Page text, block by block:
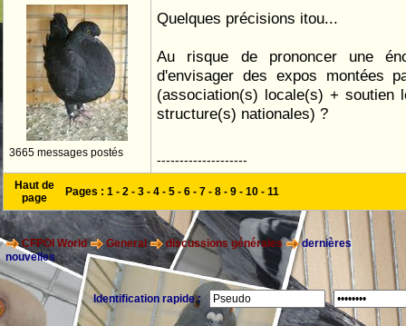
3665 messages postés
Quelques précisions itou...
Au risque de prononcer une
d'envisager des expos montées
(association(s) locale(s) + soutien
structure(s) nationales) ?
--------------------
Haut de
page
Pages : 1 - 2 - 3 - 4 - 5 - 6 - 7 - 8 - 9 - 10 - 11
CFPOI World General discussions générales
dernières
nouvelles
Identification rapide :